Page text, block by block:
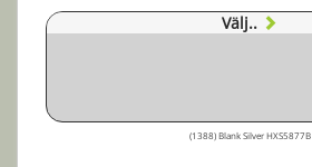
Välj..
(1388) Blank Silver HXS5877B